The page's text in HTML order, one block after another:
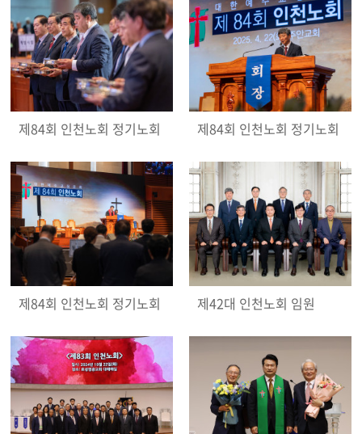
제84회 인천노회 정기노회 제84회 인천노회 정기노회
제84회 인천노회 정기노회 제42대 인천노회 임원